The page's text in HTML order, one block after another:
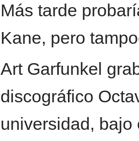
Más tarde
Kane, pero
Art Garfunkel
discográfico
universidad, bajo